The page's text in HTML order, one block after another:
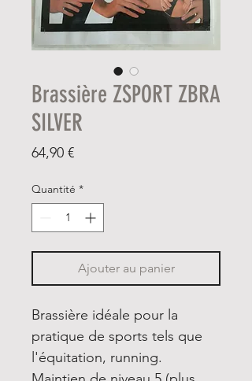
Brassière ZSPORT ZBRA
SILVER
64,90 €Prix
Quantité *
Ajouter au panier
Brassière idéale pour la
pratique de sports tels que
l'équitation, running.